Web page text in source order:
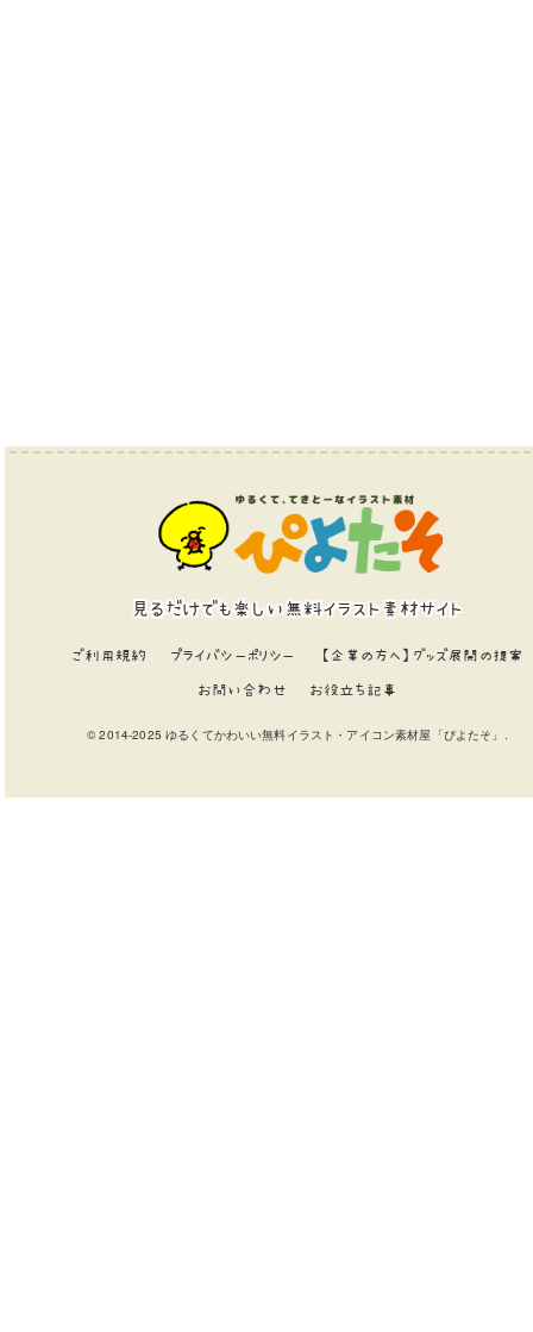
見るだけでも楽しい無料イラスト素材サイト
ご利用規約 プライバシーポリシー 【企業の方へ】グッズ展開の提案
お問い合わせ お役立ち記事
© 2014-2025 ゆるくてかわいい無料イラスト・アイコン素材屋「ぴよたそ」.